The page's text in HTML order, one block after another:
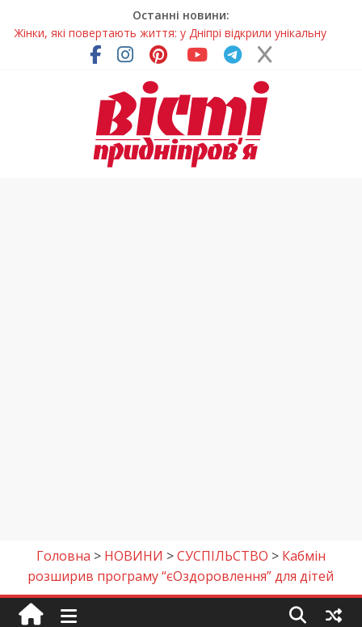
Останні новини:
Жінки, які повертають життя: у Дніпрі відкрили унікальну
фотовиставку
Педагогиню з Дніпра відзначили у престижному
всеукраїнському конкурсі
Дніпро стане головним центром молодіжних проєктів та
ініціатив України
Засинання після півночі може негативно впливати на
Головна > НОВИНИ >СУСПІЛЬСТВО > Кабмін
розширив програму “єОздоровлення” для дітей